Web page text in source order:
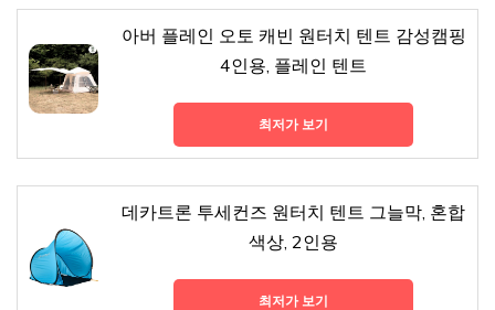
아버 플레인 오토 캐빈 원터치 텐트 감성캠핑
4인용, 플레인 텐트
최저가 보기
데카트론 투세컨즈 원터치 텐트 그늘막, 혼합
색상, 2인용
최저가 보기